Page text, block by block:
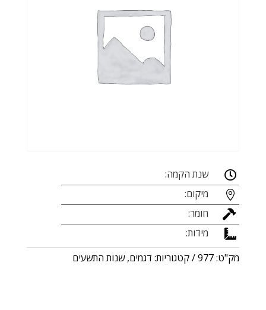
 שנת הקמה:
 מיקום:
 חומר:

מידות:
מק"ט:977 קטגוריות: דגמים,שנות התשעים